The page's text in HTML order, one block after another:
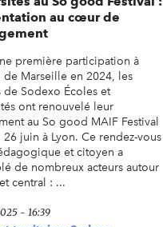
au cœur de
première participation à
de Marseille en 2024, les
de Sodexo Écoles et
ont renouvelé leur
au So good MAIF Festival
juin à Lyon. Ce rendez-vous
et citoyen a
de nombreux acteurs autour
central : ...
- 16:39